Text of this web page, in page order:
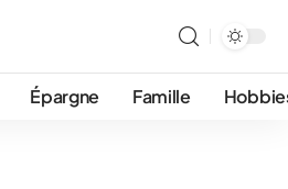
Épargne Famille